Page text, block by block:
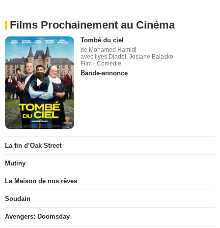
Films Prochainement au Cinéma
Tombé du ciel
de Mohamed Hamidi
avec Ilyes Djadel, Josiane Balasko
Film - Comédie
Bande-annonce
La fin d’Oak Street
Mutiny
La Maison de nos rêves
Soudain
Avengers: Doomsday